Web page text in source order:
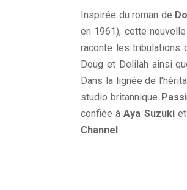
Inspirée du roman de
en 1961), cette
raconte les tribulations
Doug et Delilah ainsi
Dans la lignée de
studio britannique
confiée àAya Suzukiet
Channel.